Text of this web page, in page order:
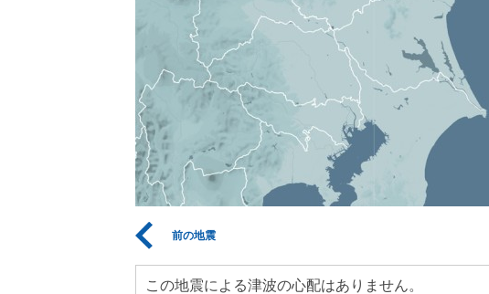
前の地震
この地震による津波の心配はありません。